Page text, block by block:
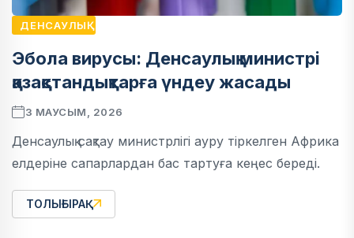
ДЕНСАУЛЫҚ
Эбола вирусы: Денсаулық министрі
қазақстандықтарға үндеу жасады
3 МАУСЫМ, 2026
Денсаулық сақтау министрлігі ауру тіркелген Африка
елдеріне сапарлардан бас тартуға кеңес береді.
ТОЛЫҒЫРАҚ